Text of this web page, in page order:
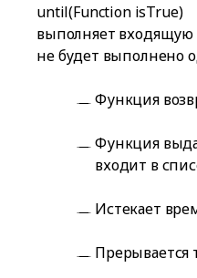
until(FunctionisTrue)
выполняет
не будет выполнено
Функция
Функция
входит в
Истекает
Прерывается